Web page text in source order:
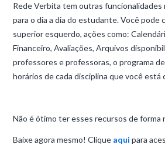
Rede Verbita tem outras
para o dia a dia do estudante. Você pode
superior esquerdo, ações como:
Financeiro, Avaliações, Arquivos
professores e professoras, o programa
horários de cada disciplina que você está
Não é ótimo ter esses recursos de forma
Baixe agora mesmo! Clique aqui para